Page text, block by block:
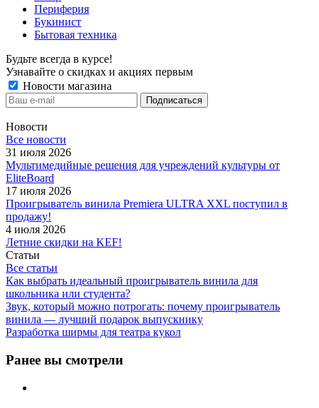
Периферия
Букинист
Бытовая техника
Будьте всегда в курсе!
Узнавайте о скидках и акциях первым
Новости магазина
Новости
Все новости
31 июля 2026
Мультимедийные решения для учреждений культуры от
EliteBoard
17 июля 2026
Проигрыватель винила Premiera ULTRA XXL поступил в
продажу!
4 июля 2026
Летние скидки на KEF!
Статьи
Все статьи
Как выбрать идеальный проигрыватель винила для
школьника или студента?
Звук, который можно потрогать: почему проигрыватель
винила — лучший подарок выпускнику
Разработка ширмы для театра кукол
Ранее вы смотрели